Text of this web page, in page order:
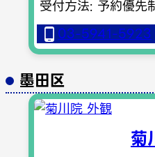
受付方法: 予約優先
03-5941-5923
墨田区
菊